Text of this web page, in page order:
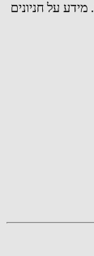
הקהל מתבקש להקדים את הגעתו, שכן מאחרים יופנו להושבה על בסיס מקום פנוי. כמו כן, יש לשים לב כי חניון התרבות סגור בימים א'-ה' ומוצ"ש בין השעות 20:00 – 21:00, ובימי ו' בין השעות 12:00 – 13:00. מידע על חניונים